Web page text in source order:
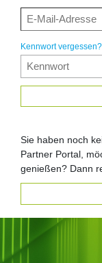
Kennwort vergessen?
Sie haben noch
Partner Portal,
genießen? Dann